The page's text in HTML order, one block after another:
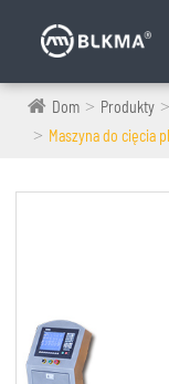
Dom Produkty
Maszyna do cięcia